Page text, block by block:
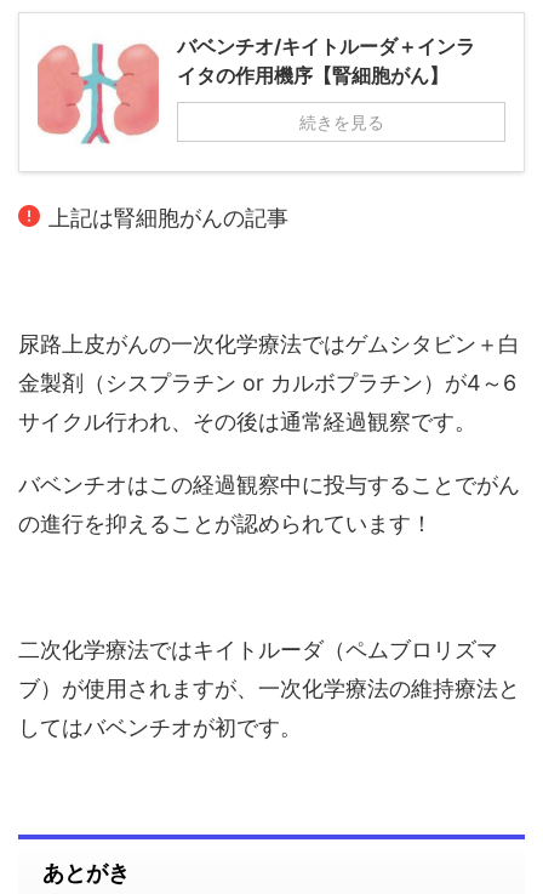
バベンチオ/キイトルーダ＋インラ
イタの作用機序【腎細胞がん】
続きを見る
上記は腎細胞がんの記事
尿路上皮がんの一次化学療法ではゲムシタビン＋白
金製剤（シスプラチン or カルボプラチン）が4～6
サイクル行われ、その後は通常経過観察です。
バベンチオはこの経過観察中に投与することでがん
の進行を抑えることが認められています！
二次化学療法ではキイトルーダ（ペムブロリズマ
ブ）が使用されますが、一次化学療法の維持療法と
してはバベンチオが初です。
あとがき